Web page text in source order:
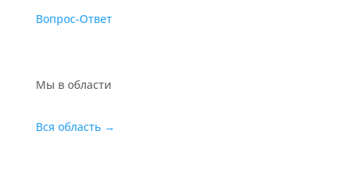
Вопрос-Ответ
Мы в области
Вся область →